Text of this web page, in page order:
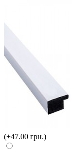
(+47.00 грн.)